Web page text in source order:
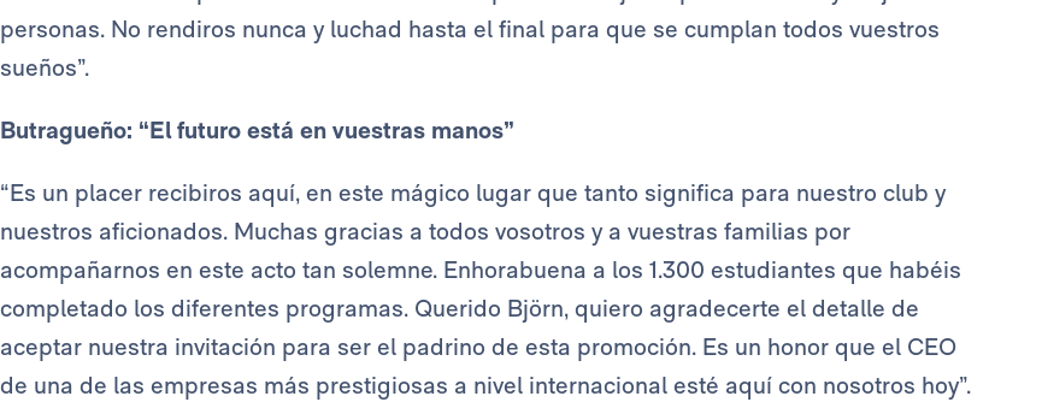
personas. No rendiros nunca y luchad hasta el final para que se cumplan todos vuestros
sueños”.
Butragueño: “El futuro está en vuestras manos”
“Es un placer recibiros aquí, en este mágico lugar que tanto significa para nuestro club y
nuestros aficionados. Muchas gracias a todos vosotros y a vuestras familias por
acompañarnos en este acto tan solemne. Enhorabuena a los 1.300 estudiantes que habéis
completado los diferentes programas. Querido Björn, quiero agradecerte el detalle de
aceptar nuestra invitación para ser el padrino de esta promoción. Es un honor que el CEO
de una de las empresas más prestigiosas a nivel internacional esté aquí con nosotros hoy”.